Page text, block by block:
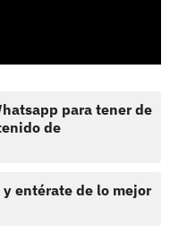
para tener de
de
y entérate de lo mejor